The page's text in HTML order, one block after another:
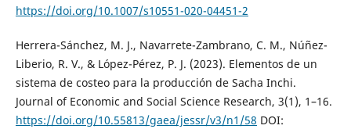
https://doi.org/10.1007/s10551-020-04451-2
Herrera-Sánchez, M. J., Navarrete-Zambrano, C. M., Núñez-
Liberio, R. V., & López-Pérez, P. J. (2023). Elementos de un
sistema de costeo para la producción de Sacha Inchi.
Journal of Economic and Social Science Research, 3(1), 1–16.
https://doi.org/10.55813/gaea/jessr/v3/n1/58 DOI: